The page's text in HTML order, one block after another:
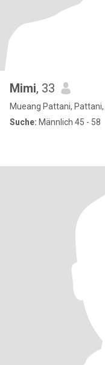
Mimi, 33
Mueang Pattani,
Suche: Männlich 45 - 58